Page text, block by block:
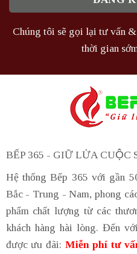
Chúng tôi sẽ gọi lại tư vấn
thời gian
BẾP 365 - GIỮ LỬA CUỘC
Hệ thống Bếp 365 với gần
Bắc - Trung - Nam, phong
phẩm chất lượng từ các
khách hàng hài lòng. Đến
được ưu đãi: Miễn phí tư